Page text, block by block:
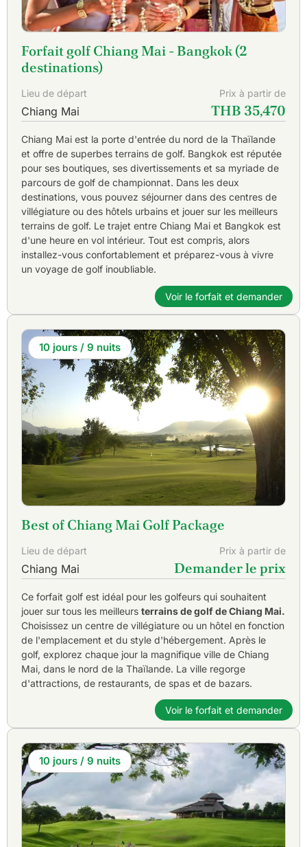
Forfait golf Chiang Mai - Bangkok (2
destinations)
Lieu de départ Prix à partir de
Chiang Mai THB 35,470
Chiang Mai est la porte d'entrée du nord de la Thaïlande
et offre de superbes terrains de golf. Bangkok est réputée
pour ses boutiques, ses divertissements et sa myriade de
parcours de golf de championnat. Dans les deux
destinations, vous pouvez séjourner dans des centres de
villégiature ou des hôtels urbains et jouer sur les meilleurs
terrains de golf. Le trajet entre Chiang Mai et Bangkok est
d'une heure en vol intérieur. Tout est compris, alors
installez-vous confortablement et préparez-vous à vivre
un voyage de golf inoubliable.
Voir le forfait et demander
10 jours / 9 nuits
Best of Chiang Mai Golf Package
Lieu de départ Prix à partir de
Chiang Mai Demander le prix
Ce forfait golf est idéal pour les golfeurs qui souhaitent
jouer sur tous les meilleurs terrains de golf de Chiang Mai.
Choisissez un centre de villégiature ou un hôtel en fonction
de l'emplacement et du style d'hébergement. Après le
golf, explorez chaque jour la magnifique ville de Chiang
Mai, dans le nord de la Thaïlande. La ville regorge
d'attractions, de restaurants, de spas et de bazars.
Voir le forfait et demander
10 jours / 9 nuits